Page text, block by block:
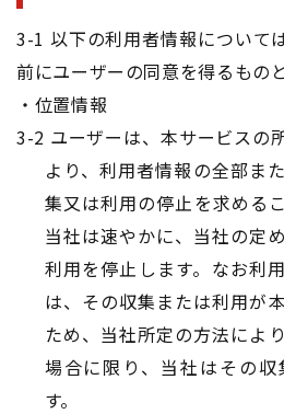
3-1 以下の利用者情報について
前にユーザーの同意を得るもの
・位置情報
3-2 ユーザーは、本サービスの
より、利用者情報の全部ま
集又は利用の停止を求める
当社は速やかに、当社の定
利用を停止します。なお利
は、その収集または利用が
ため、当社所定の方法によ
場合に限り、当社はその
す。